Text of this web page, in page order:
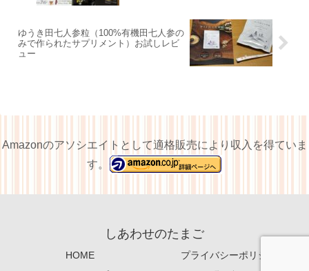
ゆうき田七人参粒（100%有機田七人参の
みで作られたサプリメント）お試しレビ
ュー
Amazonのアソシエイトとして適格販売により収入を得ていま
す。
しあわせのたまご
HOME
プライバシーポリシー